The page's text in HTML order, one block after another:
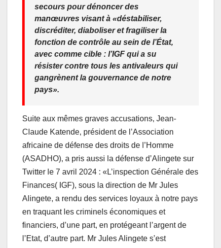
secours pour dénoncer des
manœuvres visant à «déstabiliser,
discréditer, diaboliser et fragiliser la
fonction de contrôle au sein de l’État,
avec comme cible : l’IGF qui a su
résister contre tous les antivaleurs qui
gangrènent la gouvernance de notre
pays».
Suite aux mêmes graves accusations, Jean-
Claude Katende, président de l’Association
africaine de défense des droits de l’Homme
(ASADHO), a pris aussi la défense d’Alingete sur
Twitter le 7 avril 2024 : «L’inspection Générale des
Finances( IGF), sous la direction de Mr Jules
Alingete, a rendu des services loyaux à notre pays
en traquant les criminels économiques et
financiers, d’une part, en protégeant l’argent de
l’Etat, d’autre part. Mr Jules Alingete s’est